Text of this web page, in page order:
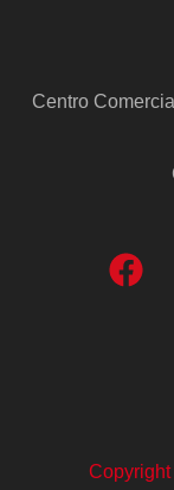
Centro